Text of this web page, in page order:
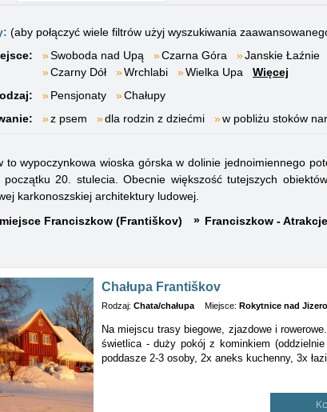
(aby połączyć wiele filtrów użyj wyszukiwania
Swoboda nad Upą Czarna Góra Janskie Łaźnie
Czarny Dół
Wrchlabi Wielka Upa
Więcej
Pensjonaty
Chałupy
z psem dla rodzin z dziećmi w pobliżu stoków
to wypoczynkowa wioska górska w dolinie jednoimiennego
początku 20. stulecia. Obecnie większość tutejszych
karkonoszskiej architektury ludowej.
Franciszkow (Františkov)
Franciszkow -
Chałupa Františkov
Rodzaj: Chata/chałupa Miejsce: Rokytnice nad
Na miejscu trasy biegowe, zjazdowe i
świetlica - duży pokój z kominkiem
poddasze 2-3 osoby, 2x aneks kuchenny, 3x